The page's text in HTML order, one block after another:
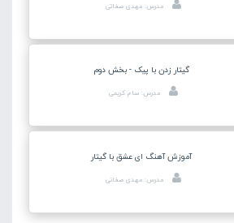
مدرس: مهدی صفاتی
گیتار زدن با پیک - بخش دوم
مدرس: سام کریمی
آموزش آهنگ ای عشق با گیتار
مدرس: مهدی صفاتی